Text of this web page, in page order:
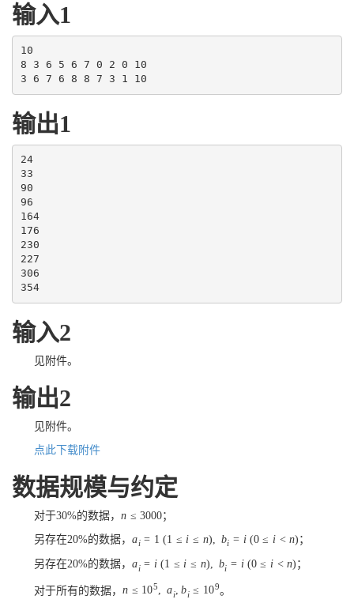
输入1
10
8 3 6 5 6 7 0 2 0 10
3 6 7 6 8 8 7 3 1 10
输出1
24
33
90
96
164
176
230
227
306
354
输入2
见附件。
输出2
见附件。
点此下载附件
数据规模与约定
对于30%的数据， n ≤ 3000；
另存在20%的数据， ai = 1 (1 ≤ i ≤ n) bi = i (0 ≤ i < n) ；
另存在20%的数据， ai = i (1 ≤ i ≤ n), bi = i (0 ≤ i < n) ；
对于所有的数据， n ≤ 105, ai, bi ≤ 109。